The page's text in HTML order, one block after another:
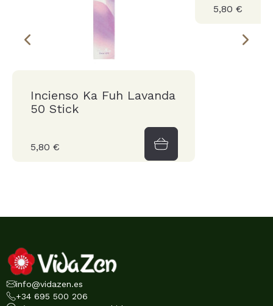
Incienso Ka Fuh Lavanda
50 Stick
5,80 €
5,80 €
info@vidazen.es
+34 695 500 206